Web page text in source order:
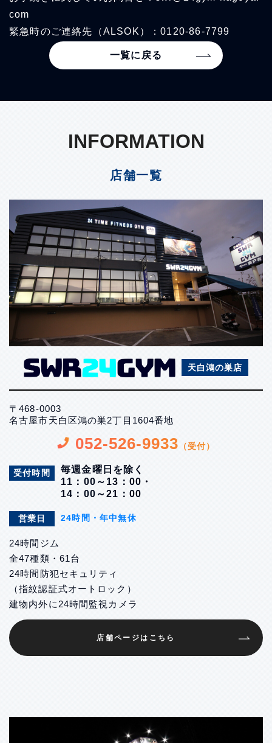
com
緊急時のご連絡先（ALSOK）：0120-86-7799
一覧に戻る
INFORMATION
店舗一覧
天白鴻の巣店
〒468-0003
名古屋市天白区鴻の巣2丁目1604番地
052-526-9933 （受付）
受付時間
毎週金曜日を除く
11：00～13：00・
14：00～21：00
営業日 24時間・年中無休
24時間ジム
全47種類・61台
24時間防犯セキュリティ
（指紋認証式オートロック）
建物内外に24時間監視カメラ
店舗ページはこちら